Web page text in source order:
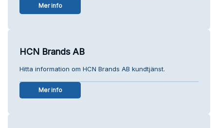
Mer info
HCN Brands AB
Hitta information om HCN Brands AB kundtjänst.
Mer info